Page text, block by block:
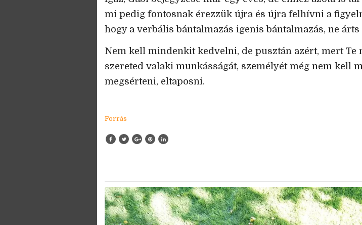
mi pedig fontosnak érezzük újra és újra felhívni a
hogy a verbális bántalmazás igenis bántalmazás, ne árts
Nem kell mindenkit kedvelni, de pusztán azért, mert Te
szereted valaki munkásságát, személyét még nem kell
megsérteni, eltaposni.
Forrás